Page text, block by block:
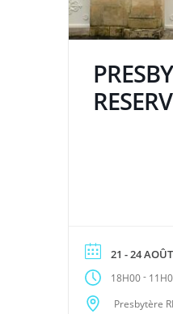
21 - 24 AOÛT
18H00-
Presbytère